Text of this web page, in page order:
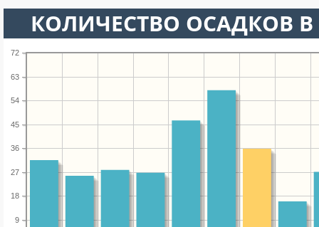
КОЛИЧЕСТВО ОСАДКОВ
9
18
27
36
45
54
63
72